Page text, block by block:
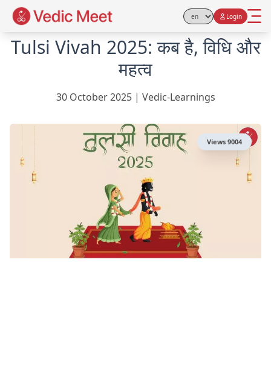
Select Language
Login
Tulsi Vivah 2025: कब है, विधि और
महत्व
30 October 2025| Vedic-Learnings
Views 9004